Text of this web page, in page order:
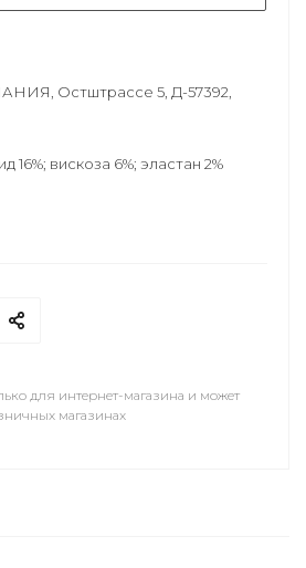
Остштрассе 5, Д-57392,
16%; вискоза 6%; эластан 2%
для интернет-магазина и может
магазинах